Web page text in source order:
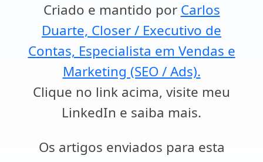
Criado e mantido por Carlos
Duarte, Closer / Executivo de
Contas, Especialista em Vendas e
Marketing (SEO / Ads).
Clique no link acima, visite meu
LinkedIn e saiba mais.
Os artigos enviados para esta